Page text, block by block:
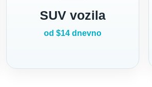
SUV vozila
od $14 dnevno